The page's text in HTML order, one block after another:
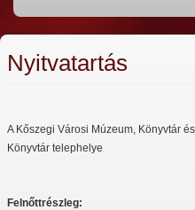
Nyitvatartás
A Kőszegi Városi Múzeum, Könyvtár
Könyvtár telephelye
Felnőttrészleg: